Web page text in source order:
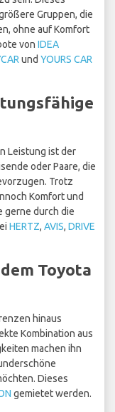
Gruppen, die
ohne auf Komfort
von IDEA
und YOURS CAR
Leistung ist der
oder Paare, die
Trotz
Komfort und
gerne durch die
HERTZ, AVIS, DRIVE
Toyota
hinaus
Kombination aus
machen ihn
Dieses
gemietet werden.